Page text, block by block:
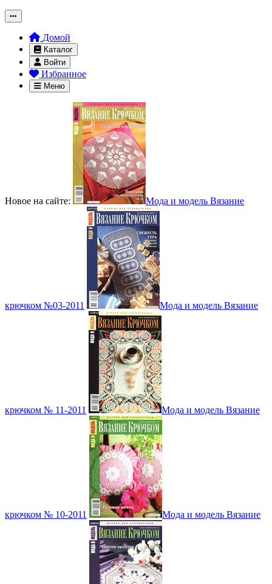
Домой
Каталог
Войти
Избранное
Меню
Новое на сайте: Мода и модель Вязание
крючком №03-2011 Мода и модель Вязание
крючком № 11-2011 Мода и модель Вязание
крючком № 10-2011 Мода и модель Вязание